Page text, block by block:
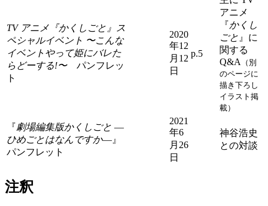
TV アニメ『かくしごと』ス
ペシャルイベント 〜こんな
イベントやって姫にバレた
らどーする!〜パンフレッ
ト
2020
年12
月12
日
p.5
アニメ
『かくし
ごと 』に
関する
Q&A
（別
のページに
描き下ろし
イラスト掲
載）
『劇場編集版かくしごと ―
ひめごとはなんですか― 』
パンフレット
2021
年6
月26
日
神谷浩史
との対談
注釈